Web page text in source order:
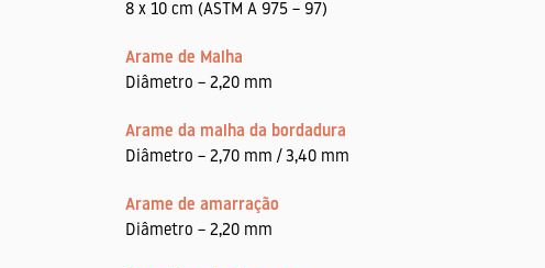
8 x 10 cm (ASTM A 975 – 97)
Arame de Malha
Diâmetro – 2,20 mm
Arame da malha da bordadura
Diâmetro – 2,70 mm / 3,40 mm
Arame de amarração
Diâmetro – 2,20 mm